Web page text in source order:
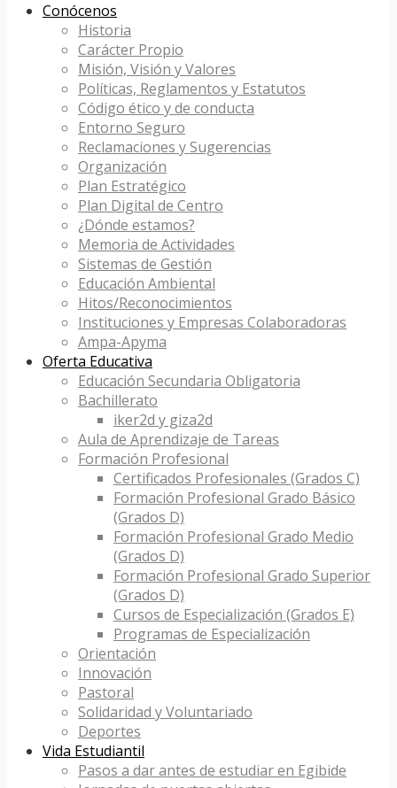
Conócenos
Historia
Carácter Propio
Misión, Visión y Valores
Políticas, Reglamentos y Estatutos
Código ético y de conducta
Entorno Seguro
Reclamaciones y Sugerencias
Organización
Plan Estratégico
Plan Digital de Centro
¿Dónde estamos?
Memoria de Actividades
Sistemas de Gestión
Educación Ambiental
Hitos/Reconocimientos
Instituciones y Empresas Colaboradoras
Ampa-Apyma
Oferta Educativa
Educación Secundaria Obligatoria
Bachillerato
iker2d y giza2d
Aula de Aprendizaje de Tareas
Formación Profesional
Certificados Profesionales (Grados C)
Formación Profesional Grado Básico
(Grados D)
Formación Profesional Grado Medio
(Grados D)
Formación Profesional Grado Superior
(Grados D)
Cursos de Especialización (Grados E)
Programas de Especialización
Orientación
Innovación
Pastoral
Solidaridad y Voluntariado
Deportes
Vida Estudiantil
Pasos a dar antes de estudiar en Egibide